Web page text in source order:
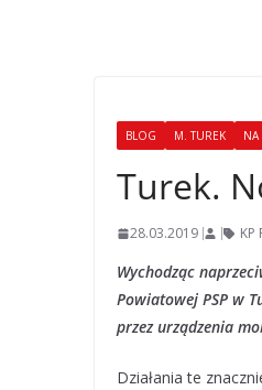
BLOG M. TUREK NA
Turek.
28.03.2019 KP
Wychodząc
Powiatowej PSP w
przez urządzenia
Działania te